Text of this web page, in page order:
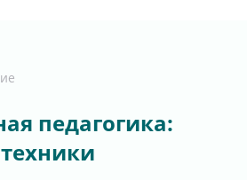
педагогика: